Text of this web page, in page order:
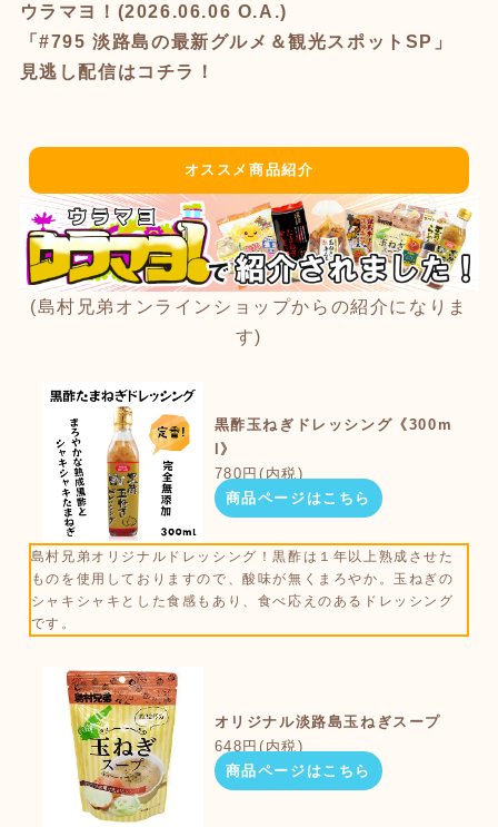
ウラマヨ！(2026.06.06 O.A.)
「#795 淡路島の最新グルメ＆観光スポットSP」
見逃し配信はコチラ！
オススメ商品紹介
(島村兄弟オンラインショップからの紹介になりま
す)
黒酢玉ねぎドレッシング《300m
l》
780円(内税)
商品ページはこちら
島村兄弟オリジナルドレッシング！黒酢は１年以上熟成させた
ものを使用しておりますので、酸味が無くまろやか。玉ねぎの
シャキシャキとした食感もあり、食べ応えのあるドレッシング
です。
オリジナル淡路島玉ねぎスープ
648円(内税)
商品ページはこちら